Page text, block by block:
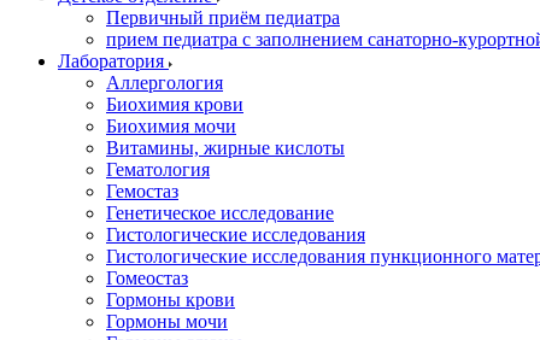
Первичный приём педиатра
прием педиатра с заполнением санаторно-
Лаборатория
Аллергология
Биохимия крови
Биохимия мочи
Витамины, жирные кислоты
Гематология
Гемостаз
Генетическое исследование
Гистологические исследования
Гистологические исследования пункционного
Гомеостаз
Гормоны крови
Гормоны мочи